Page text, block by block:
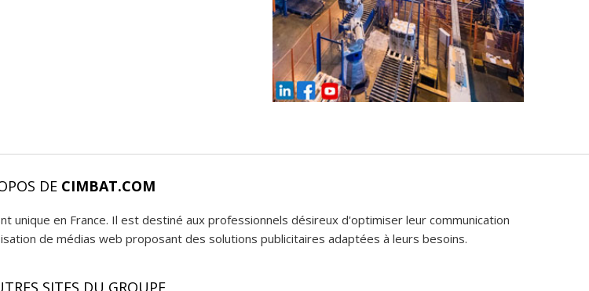
DE CIMBAT.COM
en France. Il est destiné aux professionnels désireux d'optimiser leur communication
de médias web proposant des solutions publicitaires adaptées à leurs besoins.
SITES DU GROUPE